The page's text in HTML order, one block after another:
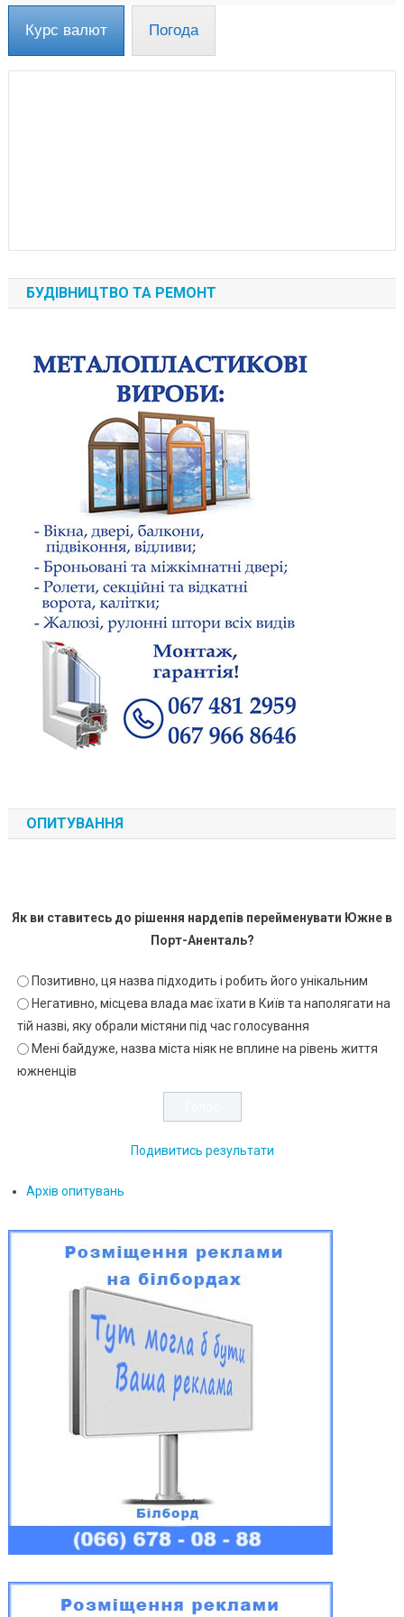
Курс валют Погода
БУДІВНИЦТВО ТА РЕМОНТ
ОПИТУВАННЯ
Як ви ставитесь до рішення нардепів перейменувати Южне в
Порт-Аненталь?
Позитивно, ця назва підходить і робить його унікальним
Негативно, місцева влада має їхати в Київ та наполягати на
тій назві, яку обрали містяни під час голосування
Мені байдуже, назва міста ніяк не вплине на рівень життя
южненців
Подивитись результати
Архів опитувань